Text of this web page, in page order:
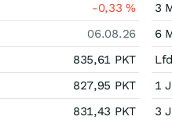
-0,33%
06.08.26
835,61 PKT
827,95 PKT
831,43 PKT
3
6
1
3